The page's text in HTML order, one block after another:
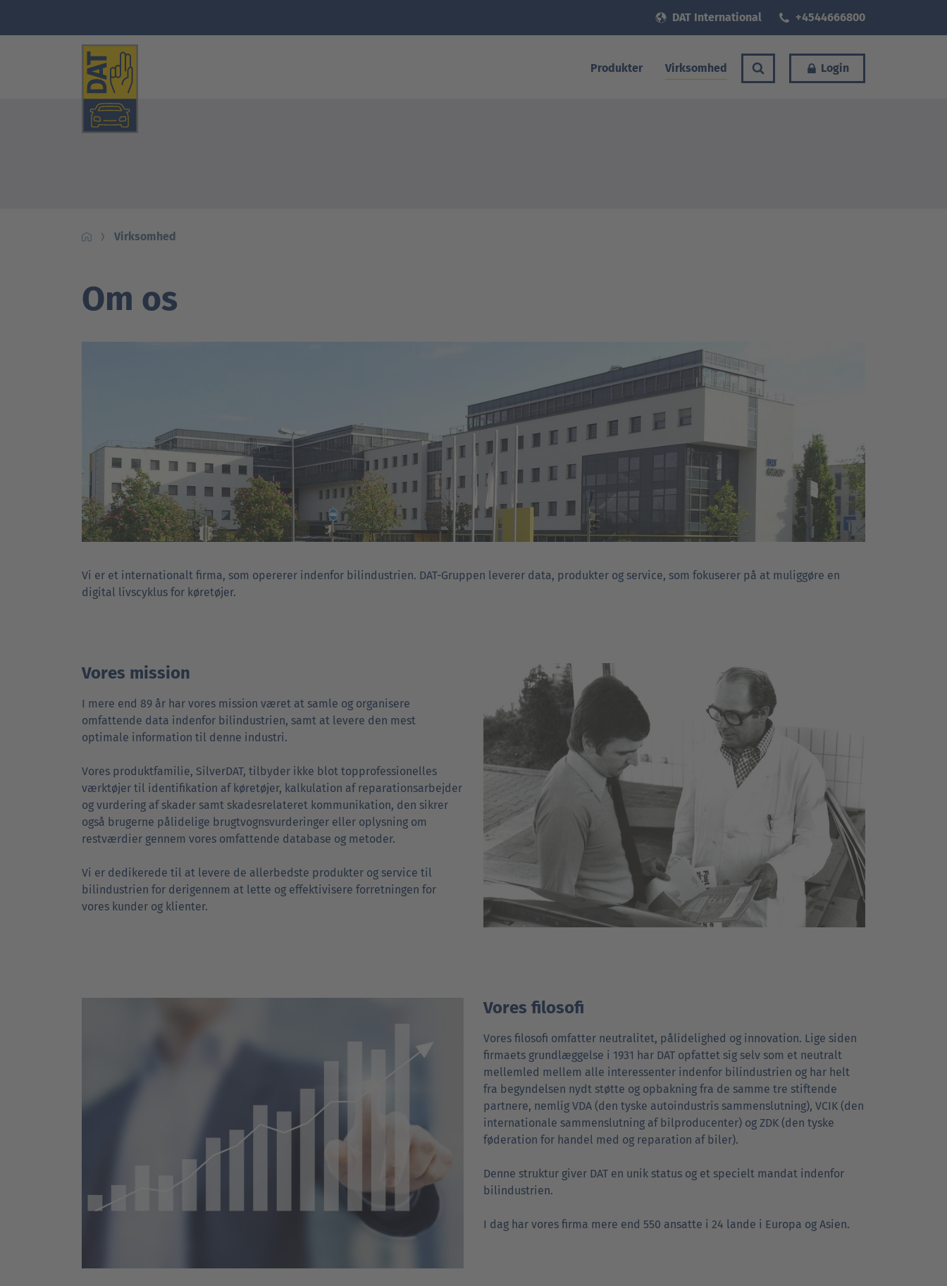
DAT International +4544666800
Produkter Virksomhed Login
Virksomhed
Om os
Vi er et internationalt firma, som opererer indenfor bilindustrien. DAT-Gruppen leverer data, produkter og service, som fokuserer på at muliggøre en
digital livscyklus for køretøjer.
Vores mission
I mere end 89 år har vores mission været at samle og organisere
omfattende data indenfor bilindustrien, samt at levere den mest
optimale information til denne industri.
Vores produktfamilie, SilverDAT, tilbyder ikke blot topprofessionelles
værktøjer til identifikation af køretøjer, kalkulation af reparationsarbejder
og vurdering af skader samt skadesrelateret kommunikation, den sikrer
også brugerne pålidelige brugtvognsvurderinger eller oplysning om
restværdier gennem vores omfattende database og metoder.
Vi er dedikerede til at levere de allerbedste produkter og service til
bilindustrien for derigennem at lette og effektivisere forretningen for
vores kunder og klienter.
Vores filosofi
Vores filosofi omfatter neutralitet, pålidelighed og innovation. Lige siden
firmaets grundlæggelse i 1931 har DAT opfattet sig selv som et neutralt
mellemled mellem alle interessenter indenfor bilindustrien og har helt
fra begyndelsen nydt støtte og opbakning fra de samme tre stiftende
partnere, nemlig VDA (den tyske autoindustris sammenslutning), VCIK (den
internationale sammenslutning af bilproducenter) og ZDK (den tyske
føderation for handel med og reparation af biler).
Denne struktur giver DAT en unik status og et specielt mandat indenfor
bilindustrien.
I dag har vores firma mere end 550 ansatte i 24 lande i Europa og Asien.